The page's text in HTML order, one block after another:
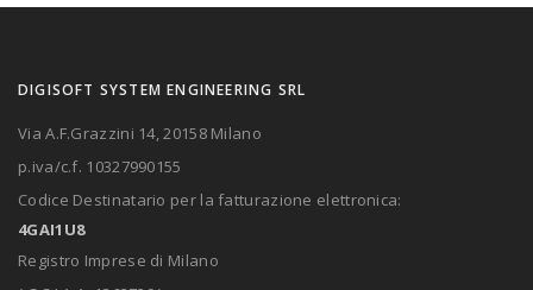
DIGISOFT SYSTEM ENGINEERING SRL
Via A.F.Grazzini 14, 20158 Milano
p.iva/c.f. 10327990155
Codice Destinatario per la fatturazione elettronica:
4GAI1U8
Registro Imprese di Milano